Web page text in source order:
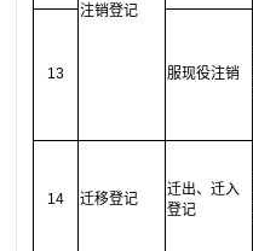
注销登记
13 服现役注销
14 迁移登记
迁出、迁入
登记